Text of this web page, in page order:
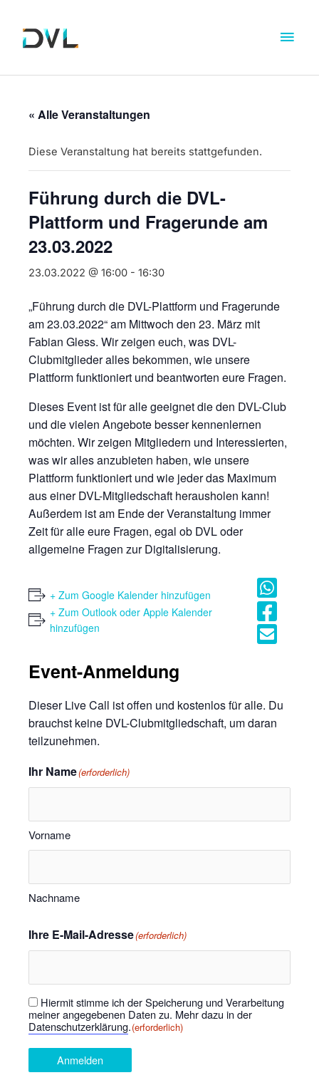
« Alle Veranstaltungen
Diese Veranstaltung hat bereits stattgefunden.
Führung durch die DVL-
Plattform und Fragerunde am
23.03.2022
23.03.2022 @ 16:00 - 16:30
„Führung durch die DVL-Plattform und Fragerunde
am 23.03.2022“ am Mittwoch den 23. März mit
Fabian Gless. Wir zeigen euch, was DVL-
Clubmitglieder alles bekommen, wie unsere
Plattform funktioniert und beantworten eure Fragen.
Dieses Event ist für alle geeignet die den DVL-Club
und die vielen Angebote besser kennenlernen
möchten. Wir zeigen Mitgliedern und Interessierten,
was wir alles anzubieten haben, wie unsere
Plattform funktioniert und wie jeder das Maximum
aus einer DVL-Mitgliedschaft herausholen kann!
Außerdem ist am Ende der Veranstaltung immer
Zeit für alle eure Fragen, egal ob DVL oder
allgemeine Fragen zur Digitalisierung.
+ Zum Google Kalender hinzufügen
+ Zum Outlook oder Apple Kalender
hinzufügen
Event-Anmeldung
Dieser Live Call ist offen und kostenlos für alle. Du
brauchst keine DVL-Clubmitgliedschaft, um daran
teilzunehmen.
Ihr Name(erforderlich)
Vorname
Nachname
Ihre E-Mail-Adresse(erforderlich)
Einwilligung(erforderlich)
Hiermit stimme ich der Speicherung und Verarbeitung
meiner angegebenen Daten zu. Mehr dazu in der
Datenschutzerklärung.(erforderlich)
Anmelden